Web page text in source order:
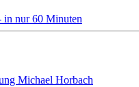
in nur 60 Minuten
Michael Horbach